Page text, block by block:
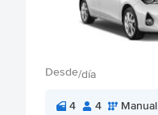
Desde/día
4 4 Manual